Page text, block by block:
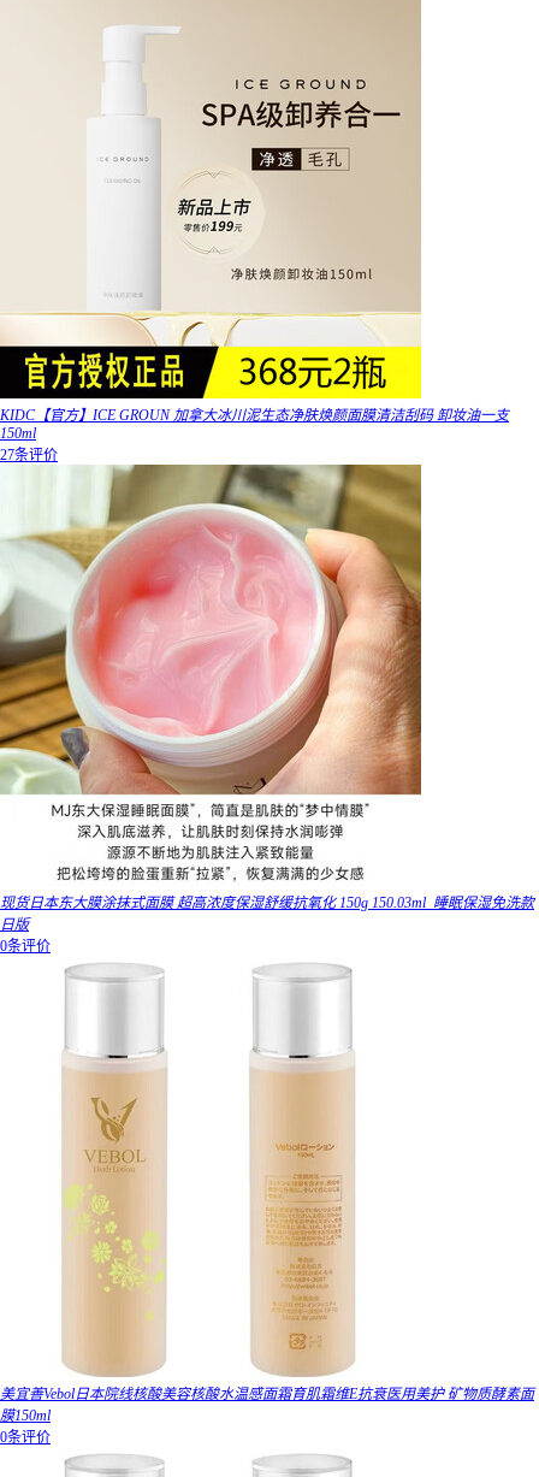
KIDC【官方】ICE GROUN 加拿大冰川泥生态净肤焕颜面膜清洁刮码 卸妆油一支
150ml
27条评价
现货日本东大膜涂抹式面膜 超高浓度保湿舒缓抗氧化 150g 150.03ml_睡眠保湿免洗款
日版
0条评价
美宜善Vebol日本院线核酸美容核酸水温感面霜育肌霜维E抗衰医用美护 矿物质酵素面
膜150ml
0条评价